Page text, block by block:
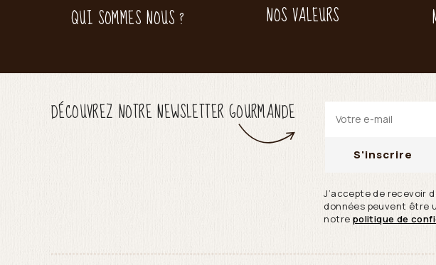
QUI SOMMES NOUS ? NOS VALEURS
DÉCOUVREZ NOTRE NEWSLETTER GOURMANDE
S'inscrire
J’accepte de recevoir
données peuvent être
notre politique de